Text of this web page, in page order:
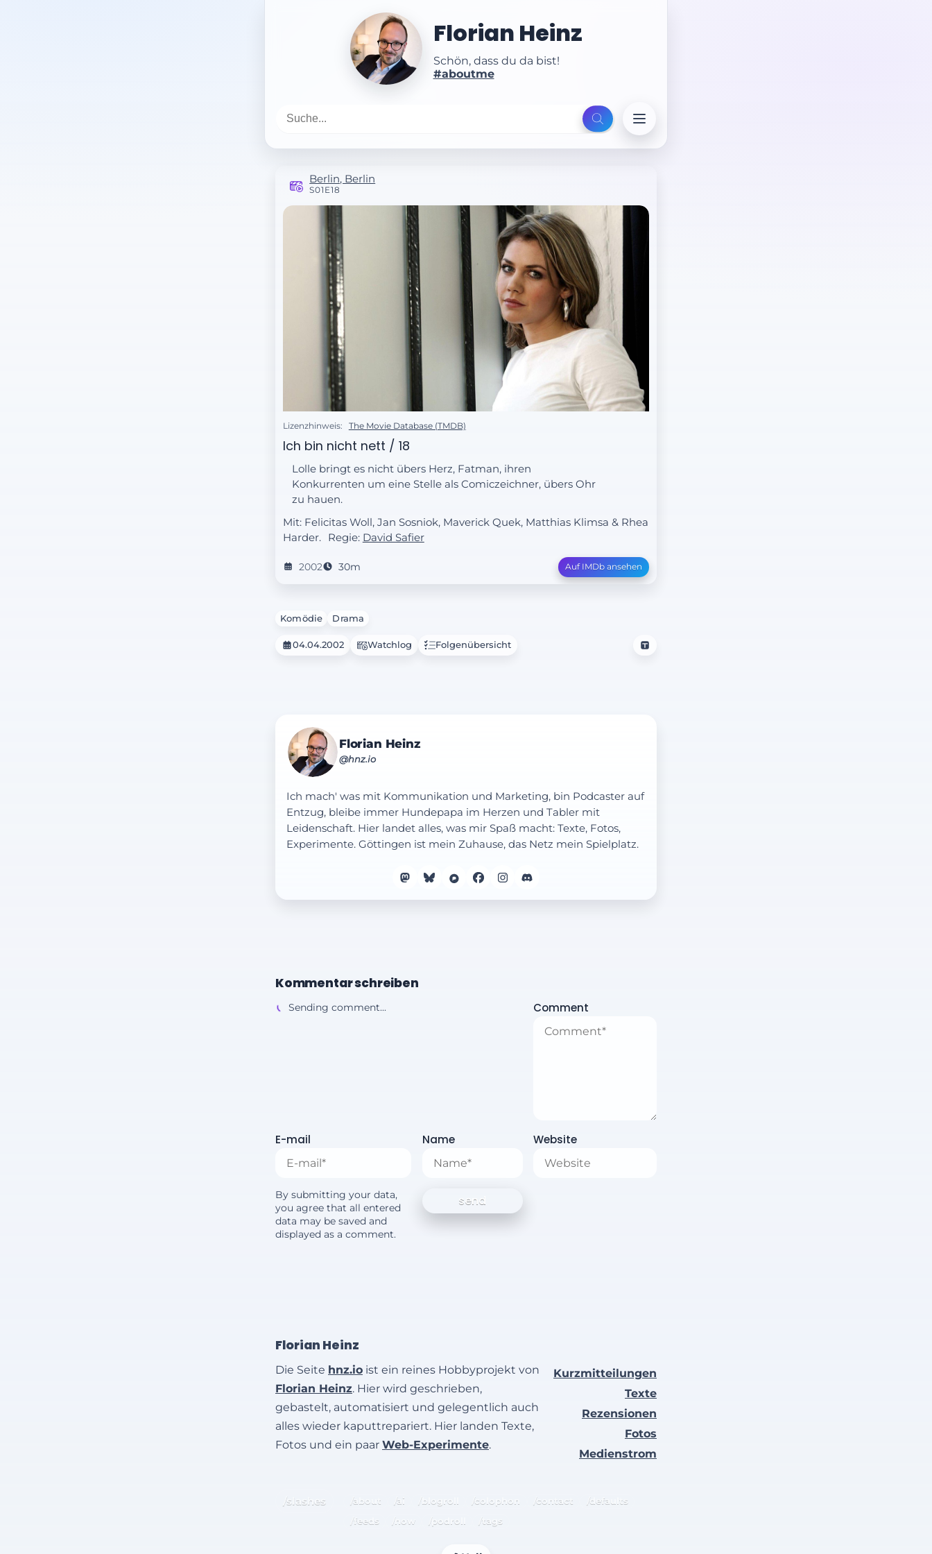
Florian Heinz
Schön, dass du da bist!
#aboutme
Berlin, Berlin
S01E18
Lizenzhinweis: The Movie Database (TMDB)
Ich bin nicht nett / 18
Lolle bringt es nicht übers Herz, Fatman, ihren
Konkurrenten um eine Stelle als Comiczeichner, übers Ohr
zu hauen.
Mit: Felicitas Woll, Jan Sosniok, Maverick Quek, Matthias Klimsa & Rhea
Harder.
Regie: David Safier
2002 30m Auf IMDb ansehen
Komödie Drama
04.04.2002 Watchlog Folgenübersicht
Florian Heinz
@hnz.io
Ich mach' was mit Kommunikation und Marketing, bin Podcaster auf
Entzug, bleibe immer Hundepapa im Herzen und Tabler mit
Leidenschaft. Hier landet alles, was mir Spaß macht: Texte, Fotos,
Experimente. Göttingen ist mein Zuhause, das Netz mein Spielplatz.
Kommentar schreiben
Sending comment... Comment
E-mail Name Website
By submitting your data,
you agree that all entered
data may be saved and
displayed as a comment.
Florian Heinz
Die Seite hnz.io ist ein reines Hobbyprojekt von
Florian Heinz. Hier wird geschrieben,
gebastelt, automatisiert und gelegentlich auch
alles wieder kaputtrepariert. Hier landen Texte,
Fotos und ein paar Web-Experimente.
Kurzmitteilungen
Texte
Rezensionen
Fotos
Medienstrom
/slashes /about /ai /blogroll /colophon /contact
/defaults
/feeds
/now /podroll /tags